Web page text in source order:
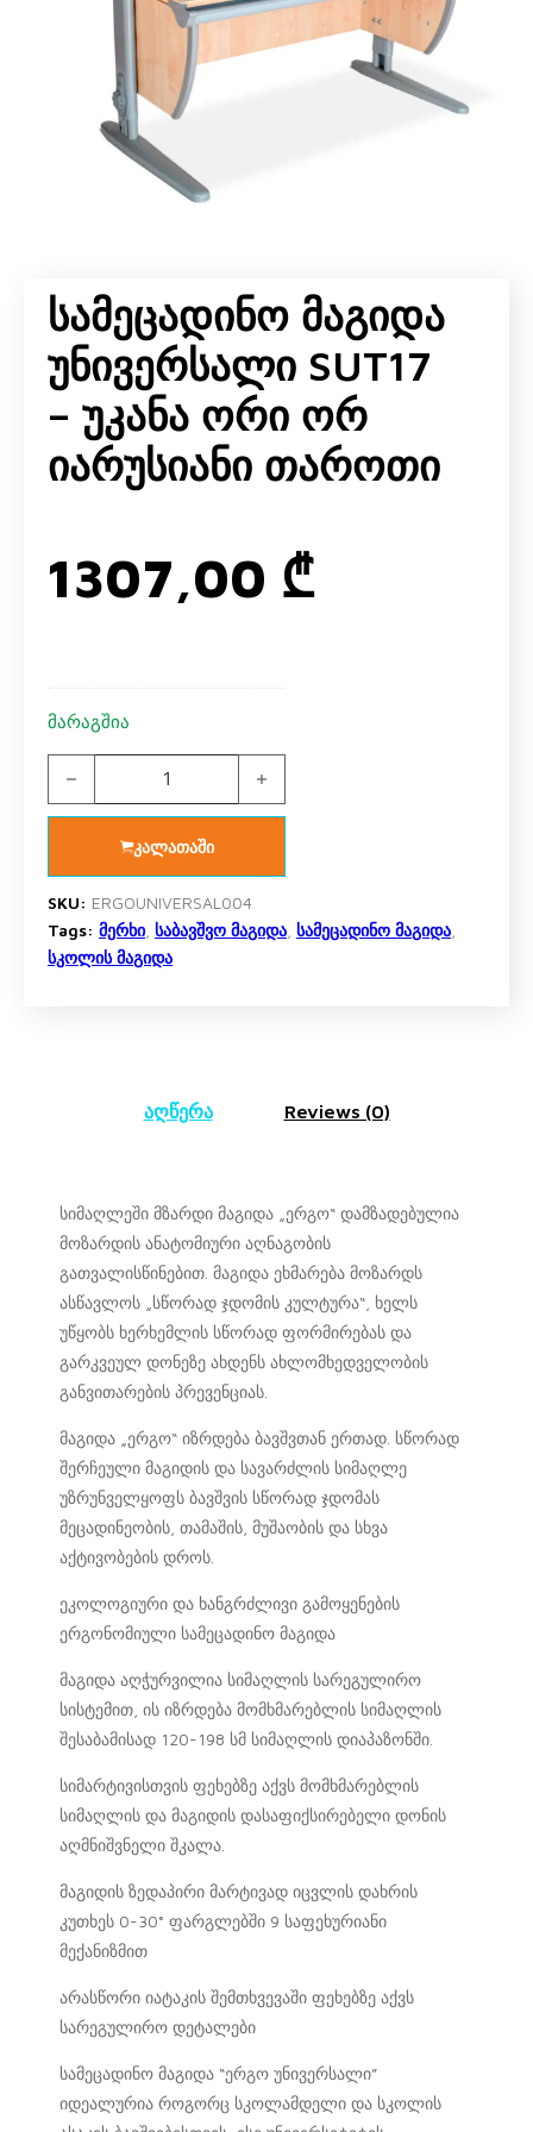
Სამეცადინო Მაგიდა
Უნივერსალი SUT17
– Უკანა Ორი Ორ
Იარუსიანი Თაროთი
1307,00 ₾
მარაგშია
სამეცადინო მაგიდა უნივერსალი SUT17 - უკანა ორი
კალათაში
SKU: ERGOUNIVERSAL004
Tags: მერხი საბავშვო მაგიდა სამეცადინო მაგიდა
სკოლის მაგიდა
აღწერა Reviews (0)
სიმაღლეში მზარდი მაგიდა „ერგო“ დამზადებულია
მოზარდის ანატომიური აღნაგობის
გათვალისწინებით. მაგიდა ეხმარება მოზარდს
ასწავლოს „სწორად ჯდომის კულტურა“, ხელს
უწყობს ხერხემლის სწორად ფორმირებას და
გარკვეულ დონეზე ახდენს ახლომხედველობის
განვითარების პრევენციას.
მაგიდა „ერგო“ იზრდება ბავშვთან ერთად. სწორად
შერჩეული მაგიდის და სავარძლის სიმაღლე
უზრუნველყოფს ბავშვის სწორად ჯდომას
მეცადინეობის, თამაშის, მუშაობის და სხვა
აქტივობების დროს.
ეკოლოგიური და ხანგრძლივი გამოყენების
ერგონომიული სამეცადინო მაგიდა
მაგიდა აღჭურვილია სიმაღლის სარეგულირო
სისტემით, ის იზრდება მომხმარებლის სიმაღლის
შესაბამისად 120-198 სმ სიმაღლის დიაპაზონში.
სიმარტივისთვის ფეხებზე აქვს მომხმარებლის
სიმაღლის და მაგიდის დასაფიქსირებელი დონის
აღმნიშვნელი შკალა.
მაგიდის ზედაპირი მარტივად იცვლის დახრის
კუთხეს 0-30° ფარგლებში 9 საფეხურიანი
მექანიზმით
არასწორი იატაკის შემთხვევაში ფეხებზე აქვს
სარეგულირო დეტალები
სამეცადინო მაგიდა “ერგო უნივერსალი”
იდეალურია როგორც სკოლამდელი და სკოლის